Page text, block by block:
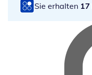
Sie erhalten 17